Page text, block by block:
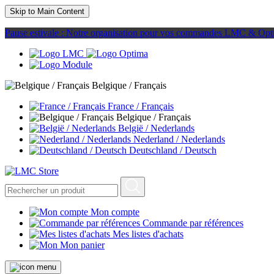
Skip to Main Content
Pause estivale : Notre organisation pour vos commandes LMC &
Belgique / Français
France / Français
Belgique / Français
België / Nederlands
Nederland / Nederlands
Deutschland / Deutsch
Mon compte
Commande par références
Mes listes d'achats
Mon panier